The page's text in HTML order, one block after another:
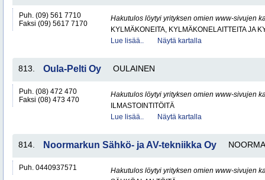
Puh. (09) 561 7710
Faksi (09) 5617 7170
Hakutulos löytyi yrityksen omien www-sivujen
KYLMÄKONEITA, KYLMÄKONELAITTEITA JA
Lue lisää..
Näytä kartalla
813. Oula-Pelti Oy OULAINEN
Puh. (08) 472 470
Faksi (08) 473 470
Hakutulos löytyi yrityksen omien www-sivujen
ILMASTOINTITÖITÄ
Lue lisää..
Näytä kartalla
814. Noormarkun Sähkö- ja AV-tekniikka Oy
Puh. 0440937571
Hakutulos löytyi yrityksen omien www-sivujen